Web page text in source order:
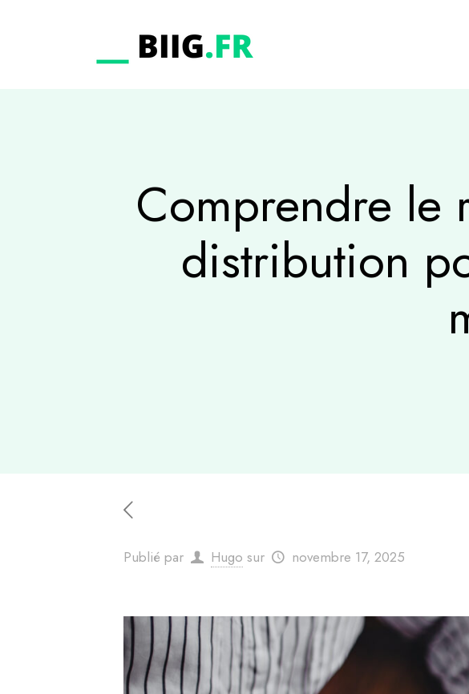
Comprendre le
distribution
Publié par Hugo sur novembre 17, 2025